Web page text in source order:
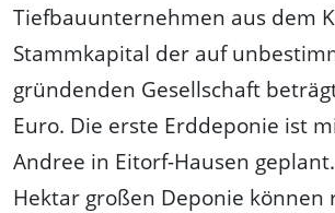
Tiefbauunternehmen aus dem
Stammkapital der auf
gründenden Gesellschaft
Euro. Die erste Erddeponie ist
Andree in Eitorf-Hausen
Hektar großen Deponie können